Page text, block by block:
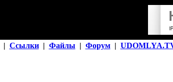
| Ссылки | Файлы | Форум |